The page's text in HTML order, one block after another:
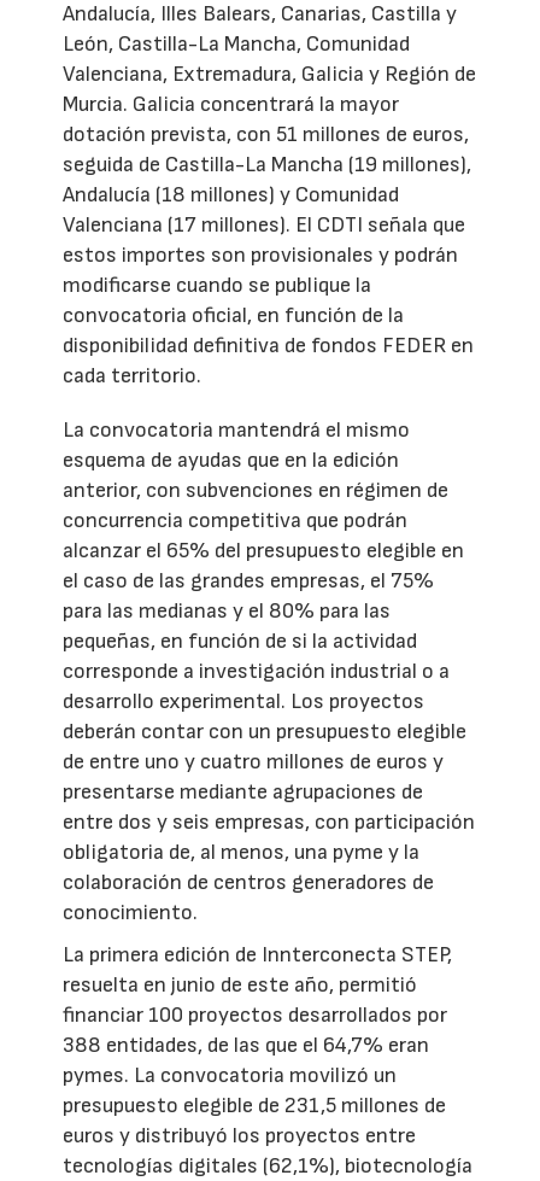
Andalucía, Illes Balears, Canarias, Castilla y
León, Castilla-La Mancha, Comunidad
Valenciana, Extremadura, Galicia y Región de
Murcia. Galicia concentrará la mayor
dotación prevista, con 51 millones de euros,
seguida de Castilla-La Mancha (19 millones),
Andalucía (18 millones) y Comunidad
Valenciana (17 millones). El CDTI señala que
estos importes son provisionales y podrán
modificarse cuando se publique la
convocatoria oficial, en función de la
disponibilidad definitiva de fondos FEDER en
cada territorio.
La convocatoria mantendrá el mismo
esquema de ayudas que en la edición
anterior, con subvenciones en régimen de
concurrencia competitiva que podrán
alcanzar el 65% del presupuesto elegible en
el caso de las grandes empresas, el 75%
para las medianas y el 80% para las
pequeñas, en función de si la actividad
corresponde a investigación industrial o a
desarrollo experimental. Los proyectos
deberán contar con un presupuesto elegible
de entre uno y cuatro millones de euros y
presentarse mediante agrupaciones de
entre dos y seis empresas, con participación
obligatoria de, al menos, una pyme y la
colaboración de centros generadores de
conocimiento.
La primera edición de Innterconecta STEP,
resuelta en junio de este año, permitió
financiar 100 proyectos desarrollados por
388 entidades, de las que el 64,7% eran
pymes. La convocatoria movilizó un
presupuesto elegible de 231,5 millones de
euros y distribuyó los proyectos entre
tecnologías digitales (62,1%), biotecnología